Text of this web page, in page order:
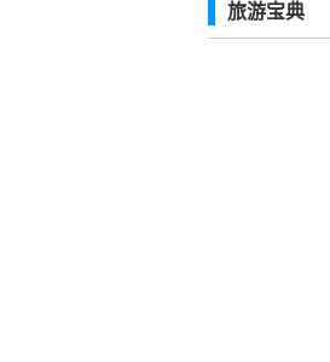
旅游宝典